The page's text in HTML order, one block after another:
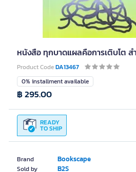
หนังสือ ทุกบาดแผลคือการเติบโต
Product CodeDA13467
Brand Bookscape
Sold by B2S
0% installment available
READY
TO SHIP
฿ 295.00